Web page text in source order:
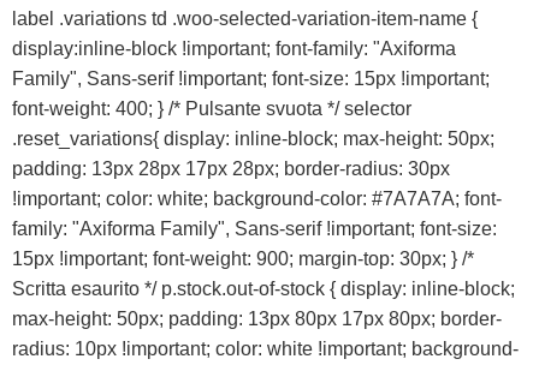
label .variations td .woo-selected-variation-item-name {
display:inline-block !important; font-family: "Axiforma
Family", Sans-serif !important; font-size: 15px !important;
font-weight: 400; } /* Pulsante svuota */ selector
.reset_variations{ display: inline-block; max-height: 50px;
padding: 13px 28px 17px 28px; border-radius: 30px
!important; color: white; background-color: #7A7A7A; font-
family: "Axiforma Family", Sans-serif !important; font-size:
15px !important; font-weight: 900; margin-top: 30px; } /*
Scritta esaurito */ p.stock.out-of-stock { display: inline-block;
max-height: 50px; padding: 13px 80px 17px 80px; border-
radius: 10px !important; color: white !important; background-